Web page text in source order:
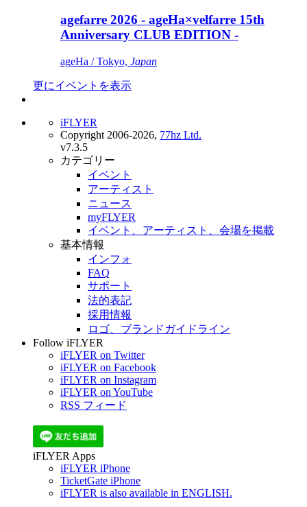
agefarre 2026 - ageHa×velfarre 15th
Anniversary CLUB EDITION -
ageHa / Tokyo, Japan
更にイベントを表示
iFLYER
Copyright 2006-2026, 77hz Ltd.
v7.3.5
カテゴリー
イベント
アーティスト
ニュース
myFLYER
イベント、アーティスト、会場を掲載
基本情報
インフォ
FAQ
サポート
法的表記
採用情報
ロゴ、ブランドガイドライン
Follow iFLYER
iFLYER on Twitter
iFLYER on Facebook
iFLYER on Instagram
iFLYER on YouTube
RSS フィード
iFLYER Apps
iFLYER iPhone
TicketGate iPhone
iFLYER is also available in ENGLISH.